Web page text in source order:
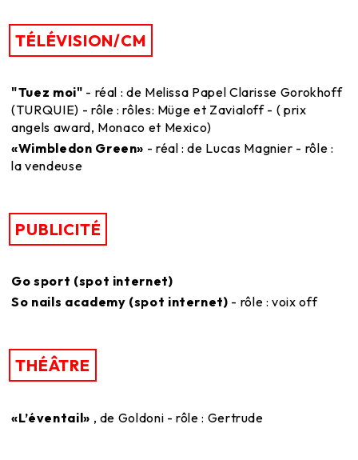
TÉLÉVISION/CM
"Tuez moi" - réal : de Melissa Papel Clarisse Gorokhoff
(TURQUIE) - rôle : rôles: Müge et Zavialoff - ( prix
angels award, Monaco et Mexico)
«Wimbledon Green» - réal : de Lucas Magnier - rôle :
la vendeuse
PUBLICITÉ
Go sport (spot internet)
So nails academy (spot internet) - rôle : voix off
THÉÂTRE
«L’éventail» , de Goldoni - rôle : Gertrude